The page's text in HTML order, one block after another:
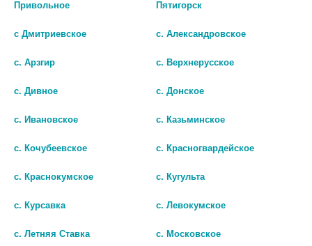
Показать все ...
Популярные в разделе
Привольное Пятигорск
с Дмитриевское с. Александровское
с. Арзгир с. Верхнерусское
с. Дивное с. Донское
с. Ивановское с. Казьминское
с. Кочубеевское с. Красногвардейское
с. Краснокумское с. Кугульта
с. Курсавка с. Левокумское
с. Летняя Ставка с. Московское